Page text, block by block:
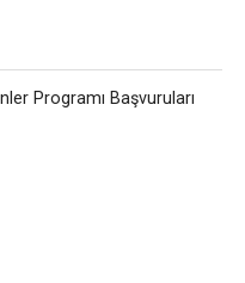
Programı Başvuruları